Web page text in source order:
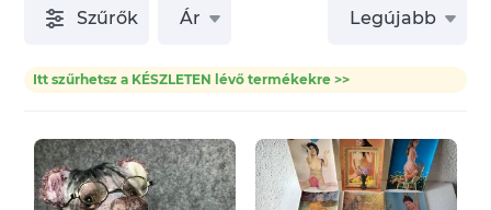
Szűrők Ár Legújabb
Itt szűrhetsz a KÉSZLETEN lévő termékekre >>